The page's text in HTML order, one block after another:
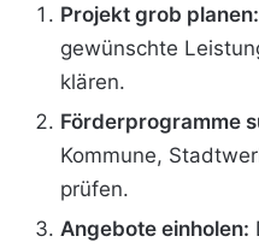
Projekt grob planen:
gewünschte
klären.
Förderprogramme
Kommune,
prüfen.
Angebote einholen: